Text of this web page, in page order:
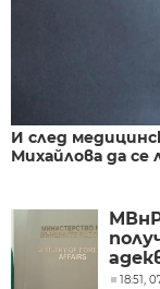
И след
Михайлова да се
18:51,